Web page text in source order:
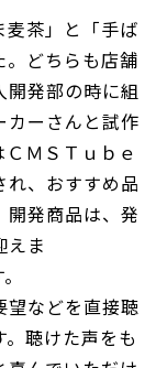
麦茶」と「手ば
。どちらも店舗
開発部の時に組
カーさんと試作
ＭＳＴｕｂｅ
れ、おすすめ品
開発商品は、発
えま
望などを直接聴
聴けた声をも